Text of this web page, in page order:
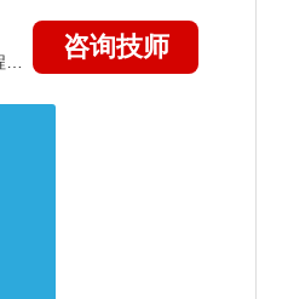
咨询技师